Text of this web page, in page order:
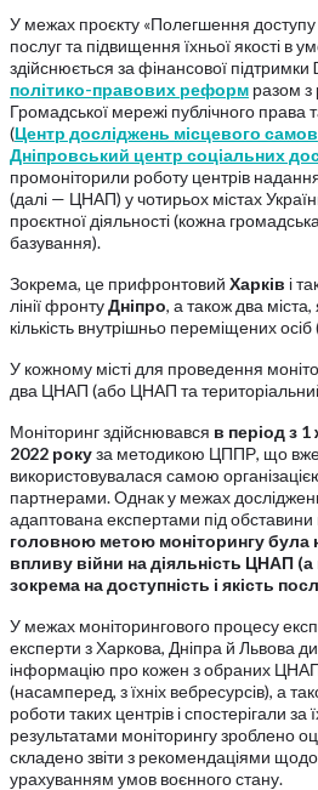
У межах проєкту «Полегшення доступу
послуг та підвищення їхньої якості в
здійснюється за фінансової
політико-правових реформ разом з
Громадської мережі публічного права
(Центр досліджень місцевого
Дніпровський центр соціальних
промоніторили роботу центрів
(далі — ЦНАП) у чотирьох містах
проєктної діяльності (кожна
базування).
Зокрема, це прифронтовий Харків і
лінії фронтуДніпро, а також два
кількість внутрішньо переміщених
У кожному місті для проведення
два ЦНАП (або ЦНАП та
Моніторинг здійснювався в період з
2022 рокуза методикою ЦППР, що
використовувалася самою
партнерами. Однак у межах
адаптована експертами під
головною метою моніторингу була
впливу війни на діяльність ЦНАП (а
зокрема на доступність і якість
У межах моніторингового процесу
експерти з Харкова, Дніпра й Львова
інформацію про кожен з обраних ЦНАП
(насамперед, з їхніх вебресурсів), а
роботи таких центрів і спостерігали за
результатами моніторингу зроблено
складено звіти з рекомендаціями щодо
урахуванням умов воєнного стану.